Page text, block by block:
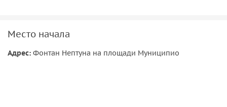
Профессиональный гид
Легкий и интересный рассказпро город, его
Место начала
Адрес: Фонтан Нептуна на площади Муниципио